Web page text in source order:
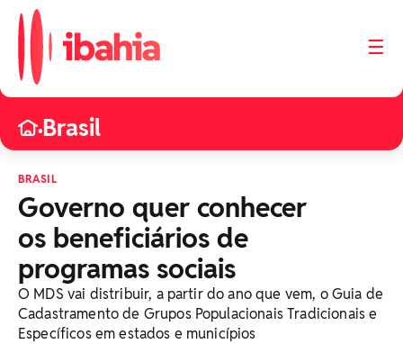
☰
•Brasil
BRASIL
Governo quer conhecer
os beneficiários de
programas sociais
O MDS vai distribuir, a partir do ano que vem, o Guia de
Cadastramento de Grupos Populacionais Tradicionais e
Específicos em estados e municípios